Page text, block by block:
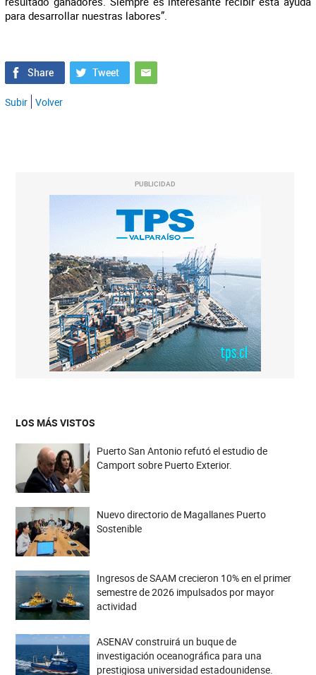
para desarrollar nuestras labores”.
Subir Volver
PUBLICIDAD
LOS MÁS VISTOS
Puerto San Antonio refutó el estudio de
Camport sobre Puerto Exterior.
Nuevo directorio de Magallanes Puerto
Sostenible
Ingresos de SAAM crecieron 10% en el primer
semestre de 2026 impulsados por mayor
actividad
ASENAV construirá un buque de
investigación oceanográfica para una
prestigiosa universidad estadounidense.